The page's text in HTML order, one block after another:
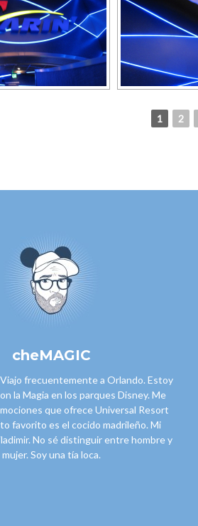
1 2
cheMAGIC
frecuentemente a Orlando. Estoy
la Magia en los parques Disney. Me
que ofrece Universal Resort
favorito es el cocido madrileño. Mi
No sé distinguir entre hombre y
mujer. Soy una tía loca.